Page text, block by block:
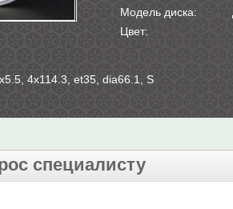
Модель диска:
Цвет:
4х114.3, et35, dia66.1, S
специалисту